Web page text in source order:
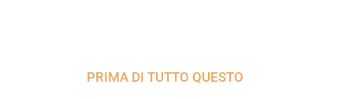
PRIMA DI TUTTO QUESTO